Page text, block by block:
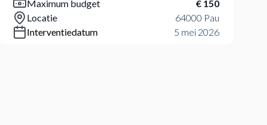
Maximum budget
€ 150
Locatie
64000 Pau
Interventiedatum
5 mei 2026